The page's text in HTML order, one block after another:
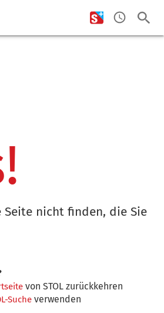
nicht finden, die Sie
von STOL zurückkehren
Suche verwenden